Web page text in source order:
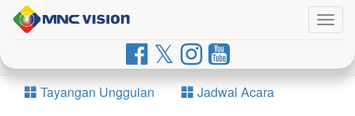
Tayangan Unggulan
Jadwal Acara